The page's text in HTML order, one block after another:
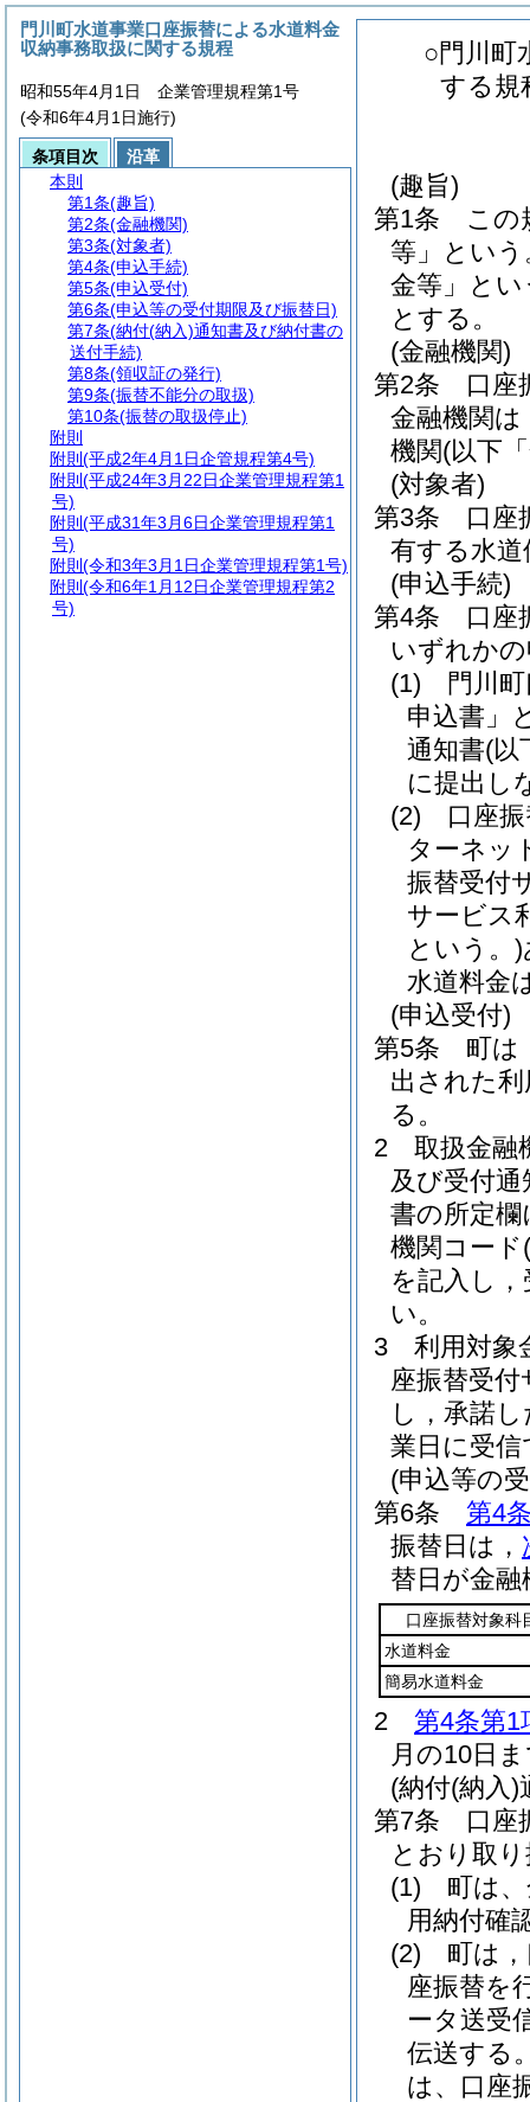
○門川町
する規
(趣旨)
第1条
この
等」という
金等」とい
とする。
(金融機関)
第2条
口座
金融機関は
機関(以下
(対象者)
第3条
口座
有する水
(申込手続)
第4条
口座
いずれか
(1)
門川
申込書」
通知書(以
に提出し
(2)
口座
ターネッ
振替受付
サービス
という。)
水道料金
(申込受付)
第5条
町は
出された
る。
2
取扱金融
及び受付
書の所定
機関コード
を記入し
い。
3
利用対象
座振替受
し，承諾
業日に受
(申込等の
第6条
第4
振替日は，
替日が金
口座振替対象科
水道料金
簡易水道料金
2
第4条第1
月の10日
(納付(納入)
第7条
口座
とおり取
(1)
町は
用納付確
(2)
町は
座振替を
ータ送受
伝送する
は、口座
門川町水道事業口座振替による水道料金
収納事務取扱に関する規程
昭和55年4月1日 企業管理規程第1号
(令和6年4月1日施行)
条項目次
沿革
本則
第1条(趣旨)
第2条(金融機関)
第3条(対象者)
第4条(申込手続)
第5条(申込受付)
第6条(申込等の受付期限及び振替日)
第7条(納付(納入)通知書及び納付書の
送付手続)
第8条(領収証の発行)
第9条(振替不能分の取扱)
第10条(振替の取扱停止)
附則
附則 (平成2年4月1日企管規程第4号)
附則 (平成24年3月22日企業管理規程第1
号)
附則 (平成31年3月6日企業管理規程第1
号)
附則 (令和3年3月1日企業管理規程第1号)
附則 (令和6年1月12日企業管理規程第2
号)